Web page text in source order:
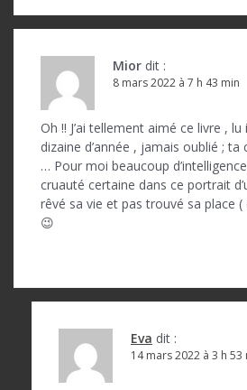
Mior dit :
8 mars 2022 à 7 h 43 min
Oh !! J’ai tellement aimé ce livre ,
dizaine d’année , jamais oublié ; ta
… Pour moi beaucoup
cruauté certaine dans ce portrait
rêvé sa vie et pas trouvé sa place (
😉
Eva dit :
14 mars 2022 à 3 h 53